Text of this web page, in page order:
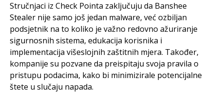
Stručnjaci iz Check Pointa zaključuju da Banshee
Stealer nije samo još jedan malware, već ozbiljan
podsjetnik na to koliko je važno redovno ažuriranje
sigurnosnih sistema, edukacija korisnika i
implementacija višeslojnih zaštitnih mjera. Također,
kompanije su pozvane da preispitaju svoja pravila o
pristupu podacima, kako bi minimizirale potencijalne
štete u slučaju napada.